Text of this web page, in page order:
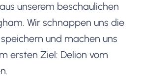
unserem beschaulichen
Wir schnappen uns die
und machen uns
ersten Ziel: Delion vom